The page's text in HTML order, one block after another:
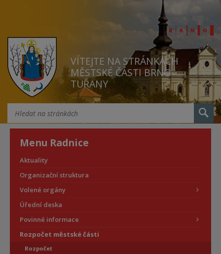
VÍTEJTE NA STRÁNKÁCH
MĚSTSKÉ ČÁSTI BRNO
TUŘANY
Menu Radnice
Aktuality
Organizační struktura
Volené orgány
Úřední deska
Povinné informace
Rozpočet městské části
Rozpočet